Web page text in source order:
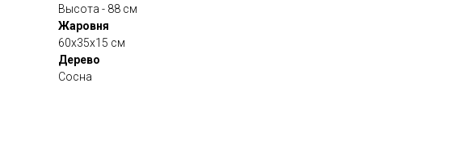
Высота - 88 см
Жаровня
60х35х15 см
Дерево
Сосна